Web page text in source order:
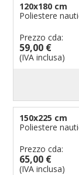
120x180 cm
Poliestere
Prezzo cda:
59,00 €
(IVA inclusa)
150x225 cm
Poliestere
Prezzo cda:
65,00 €
(IVA inclusa)